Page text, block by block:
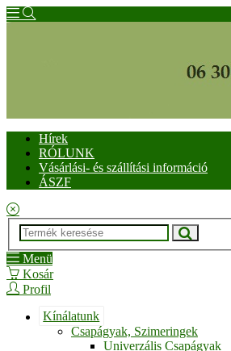
Hírek
RÓLUNK
Vásárlási- és szállítási információ
ÁSZF
Menü
Kosár
Profil
Kínálatunk
Csapágyak, Szimeringek
Univerzális Csapágyak